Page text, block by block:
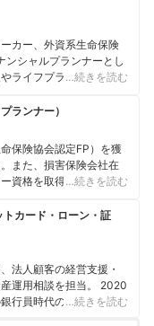
カー、外資系生命保険
シャルプランナーとし
ライフプラン・保障設
ァイナンシャルプラン
めている。青山学院大
ネーガイド。
…続きを読む
ランナー）
保険協会認定FP）を獲
また、損害保険会社在
資格を取得。 2011年か
として活動。個人/法人
番組のコメンテータ
など活躍の場は多岐に
の幹事も務めている。
…続きを読む
カード・ローン・証
法人顧客の経営支援・
運用相談を担当。 2020
行員時代の経験を活か
…続きを読む